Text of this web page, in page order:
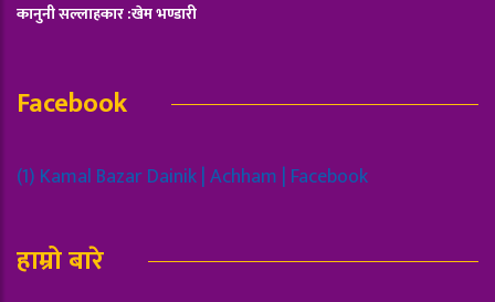
कानुनी सल्लाहकार :खेम भण्डारी
Facebook
(1) Kamal Bazar Dainik | Achham | Facebook
हाम्रो बारे